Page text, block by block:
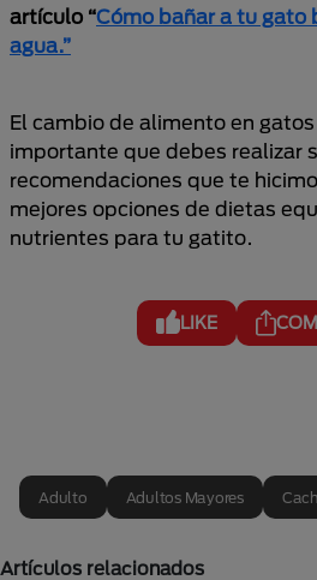
artículo “Cómo bañar a tu gato
agua.”
El cambio de alimento en
importante que debes realizar
recomendaciones que te
mejores opciones de dietas
nutrientes para tu gatito.
LIKE
Adulto Adultos Mayores
Artículos relacionados